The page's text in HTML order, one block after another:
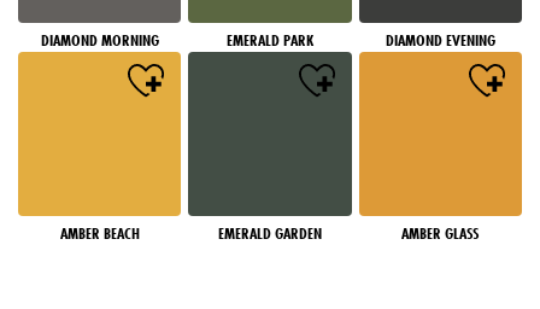
DIAMOND MORNING EMERALD PARK DIAMOND EVENING
AMBER BEACH EMERALD GARDEN AMBER GLASS